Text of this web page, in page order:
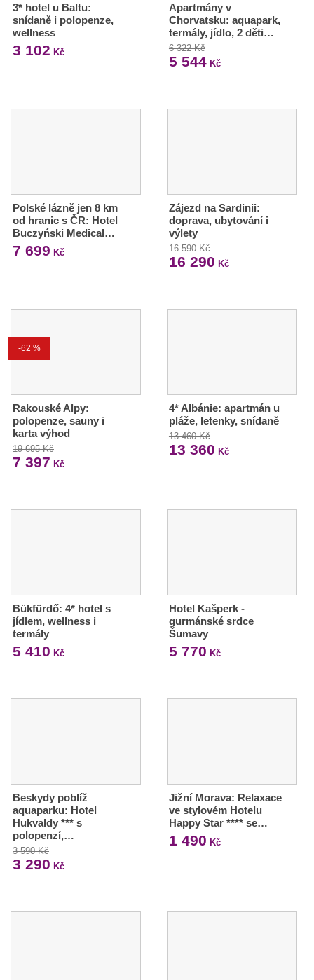
3* hotel u Baltu:
snídaně i polopenze,
wellness
3 102 Kč
Apartmány v
Chorvatsku: aquapark,
termály, jídlo, 2 děti…
6 322 Kč
5 544Kč
Polské lázně jen 8 km
od hranic s ČR: Hotel
Buczyński Medical…
7 699 Kč
Zájezd na Sardinii:
doprava, ubytování i
výlety
16 590 Kč
16 290 Kč
-62 %
Rakouské Alpy:
polopenze, sauny i
karta výhod
19 695 Kč
7 397 Kč
4* Albánie: apartmán u
pláže, letenky, snídaně
13 460 Kč
13 360 Kč
Bükfürdő: 4* hotel s
jídlem, wellness i
termály
5 410 Kč
Hotel Kašperk -
gurmánské srdce
Šumavy
5 770 Kč
Beskydy poblíž
aquaparku: Hotel
Hukvaldy *** s
polopenzí,…
3 590 Kč
3 290 Kč
Jižní Morava: Relaxace
ve stylovém Hotelu
Happy Star **** se…
1 490 Kč